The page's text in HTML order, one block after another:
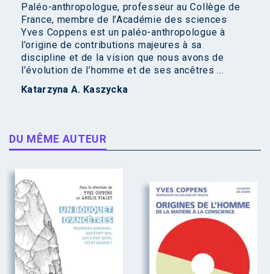
Paléo-anthropologue, professeur au Collège de
France, membre de l’Académie des sciences
Yves Coppens est un paléo-anthropologue à
l’origine de contributions majeures à sa
discipline et de la vision que nous avons de
l’évolution de l’homme et de ses ancêtres ...
Katarzyna A. Kaszycka
DU MÊME AUTEUR